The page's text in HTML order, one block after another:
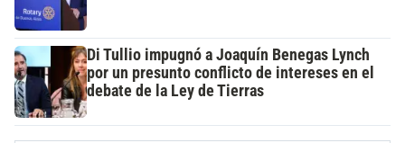
Di Tullio impugnó a Joaquín Benegas Lynch
por un presunto conflicto de intereses en el
debate de la Ley de Tierras